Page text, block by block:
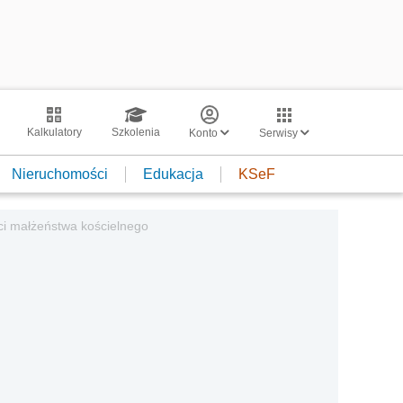
Kalkulatory Szkolenia Konto Serwisy
Nieruchomości Edukacja KSeF
małżeństwa kościelnego